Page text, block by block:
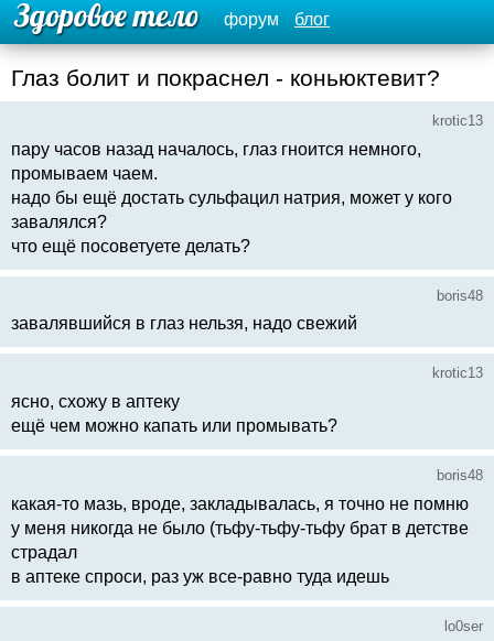
форум блог
Глаз болит и покраснел - коньюктевит?
krotic13
пару часов назад началось, глаз гноится немного,
промываем чаем.
надо бы ещё достать сульфацил натрия, может у кого
завалялся?
что ещё посоветуете делать?
boris48
завалявшийся в глаз нельзя, надо свежий
krotic13
ясно, схожу в аптеку
ещё чем можно капать или промывать?
boris48
какая-то мазь, вроде, закладывалась, я точно не помню
у меня никогда не было (тьфу-тьфу-тьфу брат в детстве
страдал
в аптеке спроси, раз уж все-равно туда идешь
lo0ser